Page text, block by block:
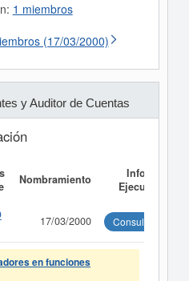
1 miembros
(17/03/2000)
y Auditor de Cuentas
Nombramiento
Informe
Ejecutivo
17/03/2000 Consultar
en funciones